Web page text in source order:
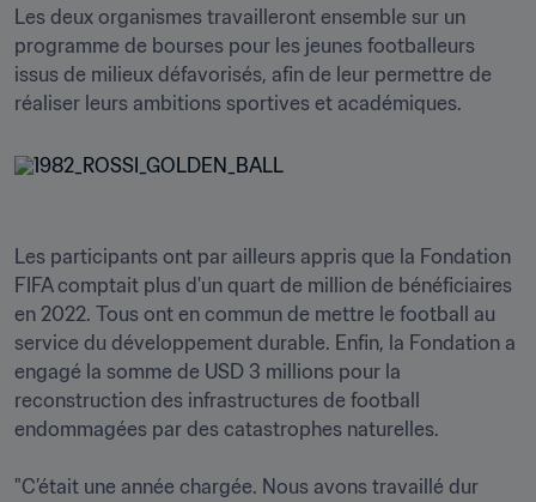
Les deux organismes travailleront ensemble sur un
programme de bourses pour les jeunes footballeurs
issus de milieux défavorisés, afin de leur permettre de
réaliser leurs ambitions sportives et académiques.
Les participants ont par ailleurs appris que la Fondation
FIFA comptait plus d'un quart de million de bénéficiaires
en 2022. Tous ont en commun de mettre le football au
service du développement durable. Enfin, la Fondation a
engagé la somme de USD 3 millions pour la
reconstruction des infrastructures de football
endommagées par des catastrophes naturelles.
"C’était une année chargée. Nous avons travaillé dur